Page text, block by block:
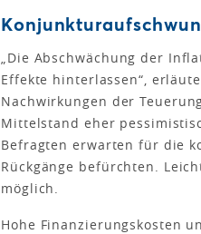
„Die Abschwächung der
Effekte hinterlassen“,
Nachwirkungen der
Mittelstand eher
Befragten erwarten für die
Rückgänge befürchten.
möglich.
Hohe Finanzierungskosten